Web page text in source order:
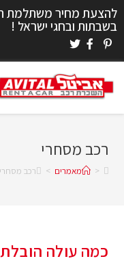
להצעת מחיר משתלמת
בשבתות ובחגי ישראל !
רכב מסחרי
> מאמרים > רכב מסחרי